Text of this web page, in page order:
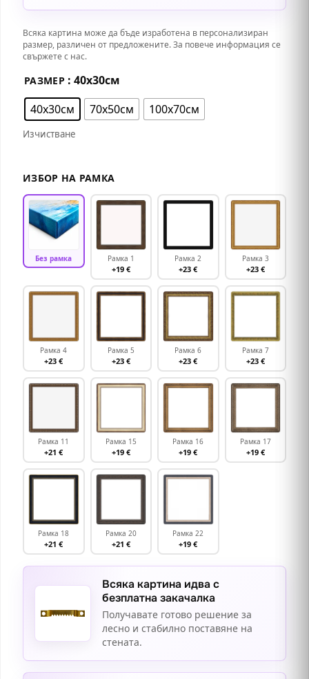
Всяка картина може да бъде изработена в персонализиран
размер, различен от предложените. За повече информация се
свържете с нас.
РАЗМЕР : 40х30см
40х30см
70х50см 100х70см
Изчистване
ИЗБОР НА РАМКА
Без рамка Рамка 1
+19 €
Рамка 2
+23 €
Рамка 3
+23 €
Рамка 4
+23 €
Рамка 5
+23 €
Рамка 6
+23 €
Рамка 7
+23 €
Рамка 11
+21 €
Рамка 15
+19 €
Рамка 16
+19 €
Рамка 17
+19 €
Рамка 18
+21 €
Рамка 20
+21 €
Рамка 22
+19 €
Всяка картина идва с
безплатна закачалка
Получавате готово решение за
лесно и стабилно поставяне на
стената.